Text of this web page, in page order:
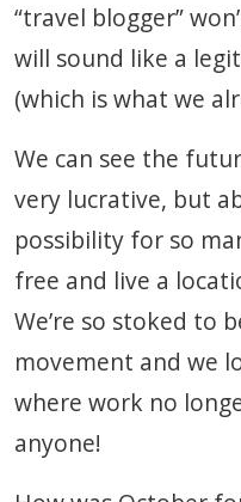
“travel blogger”
will sound like a
(which is what we
We can see the
very lucrative, but
possibility for so
free and live a
We’re so stoked to
movement and we
where work no
anyone!